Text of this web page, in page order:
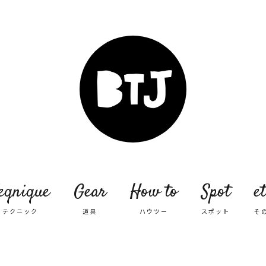
テクニック
Gear
道具
How to
ハウツー
Spot
スポット そ